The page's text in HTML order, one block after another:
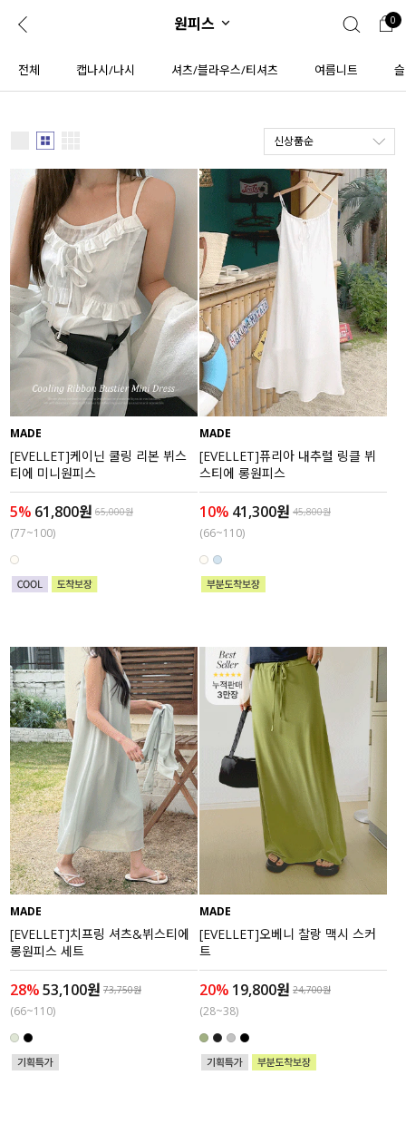
로그인 0
ENG
JP
회원혜택 입
CATEGORY COMMUNITY
도착보장⚡
인플루언서 pick!
신상 5%
베스트
MADE
세트할인 ~30%
하객룩
살안타템
110사이즈
티셔츠
팬츠
셔츠
원피스
니트
수영복
아우터
스커트
언더웨어/파자마
코디템
FIT ZOOM
ALL
익스클루시브
아우터
티셔츠
니트
블라우스
원피스
스커트
언더웨어
ACC
원피스 0
전체 캡나시/나시 셔츠/블라우스/티셔츠 여름니트
신상품순
MADE
[EVELLET]케이닌 쿨링 리본 뷔스
티에 미니원피스
5% 61,800원 65,000원
(77~100)
MADE
[EVELLET]퓨리아 내추럴 링클 뷔
스티에 롱원피스
10% 41,300원 45,800원
(66~110)
MADE
[EVELLET]치프링 셔츠&뷔스티에
롱원피스 세트
28%53,100원 73,750원
(66~110)
MADE
[EVELLET]오베니 찰랑 맥시 스커
트
20% 19,800원 24,700원
(28~38)